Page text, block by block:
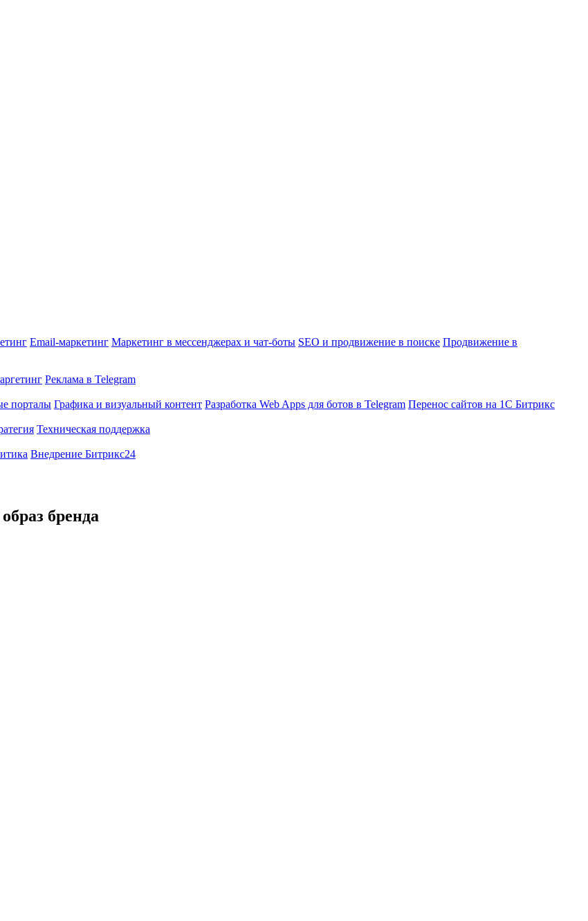
Email-маркетинг Маркетинг в мессенджерах и чат-боты SEO и продвижение в поиске Продвижение в
Реклама в Telegram
порталы Графика и визуальный контент Разработка Web Apps для ботов в Telegram Перенос сайтов на 1С Битрикс
Техническая поддержка
Внедрение Битрикс24
бренда